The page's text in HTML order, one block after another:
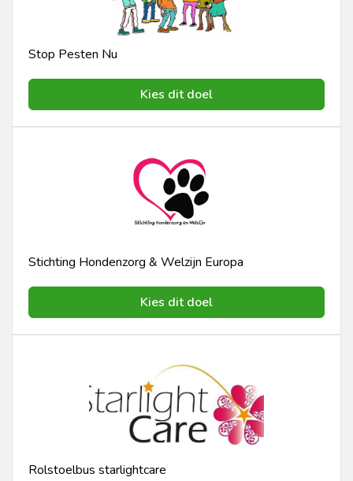
Stop Pesten Nu
Kies dit doel
Stichting Hondenzorg & Welzijn Europa
Kies dit doel
Rolstoelbus starlightcare